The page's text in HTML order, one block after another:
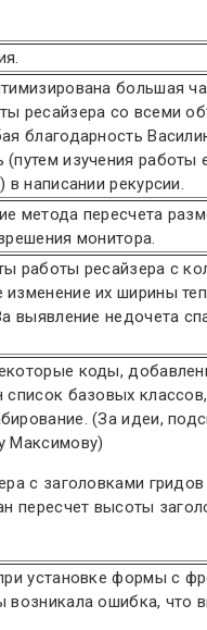
большая
ресайзера со всеми
благодарность
изучения работы
написании рекурсии.
метода пересчета
монитора.
работы ресайзера с
их ширины
выявление недочета
коды,
базовых
(За идеи,
Максимову)
с заголовками
пересчет высоты
установке формы с
возникала ошибка, что